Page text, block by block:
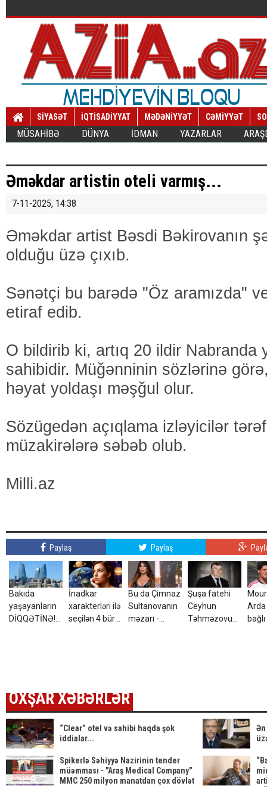
SİYASƏT İQTİSADİYYAT MƏDƏNİYYƏT CƏMİYYƏT
MÜSAHİBƏ DÜNYA İDMAN YAZARLAR
Əməkdar artistin oteli varmış...
7-11-2025, 14:38
Əməkdar artist Bəsdi Bəkirovanın
olduğu üzə çıxıb.
Sənətçi bu barədə "Öz aramızda"
etiraf edib.
O bildirib ki, artıq 20 ildir Nabranda
sahibidir. Müğənninin sözlərinə
həyat yoldaşı məşğul olur.
Sözügedən açıqlama izləyicilər
müzakirələrə səbəb olub.
Milli.az
Paylaş Paylaş
Bakıda
yaşayanların
DİQQƏTİNƏ!7
İnadkar
xarakterləri ilə
seçilən 4 bürc:
Bu da Çimnaz
Sultanovanın
məzarı -
Şuşa fatehi
Ceyhun
Təhməzovun
Arda
OXŞAR XƏBƏRLƏR
“Clear” otel və sahibi haqda şok
iddialar...
Ən
Spikerlə Səhiyyə Nazirinin tender
müəmması - "Araş Medical Company"
MMC 250 milyon manatdan çox dövlət